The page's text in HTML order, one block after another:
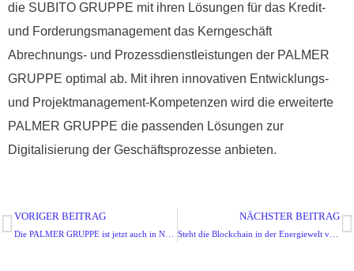
die SUBITO GRUPPE mit ihren Lösungen für das Kredit-
und Forderungsmanagement das Kerngeschäft
Abrechnungs- und Prozessdienstleistungen der PALMER
GRUPPE optimal ab. Mit ihren innovativen Entwicklungs-
und Projektmanagement-Kompetenzen wird die erweiterte
PALMER GRUPPE die passenden Lösungen zur
Digitalisierung der Geschäftsprozesse anbieten.
VORIGER BEITRAG NÄCHSTER BEITRAG
Steht die Blockchain in der Energiewelt vor dem Aus?